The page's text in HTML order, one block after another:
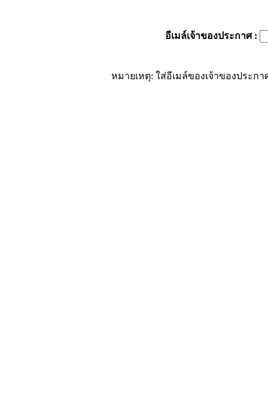
อีเมล์เจ้าของประกาศ:
หมายเหตุ: ใส่อีเมล์ของเจ้าของประก